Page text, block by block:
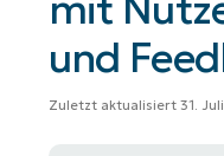
und
Zuletzt aktualisiert 31.